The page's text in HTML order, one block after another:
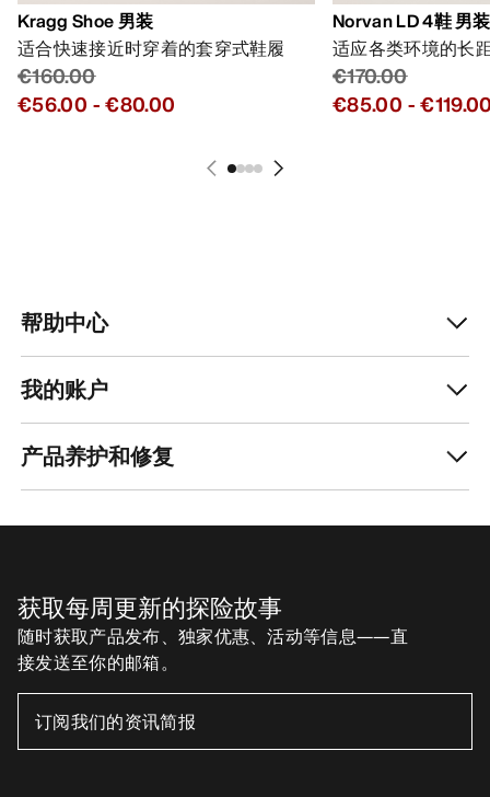
Kragg Shoe 男装
适合快速接近时穿着的套穿式鞋履
€160.00
€56.00 -€80.00
Norvan LD 4鞋 男装
适应各类环境的长
€170.00
€85.00 -
帮助中心
我的账户
产品养护和修复
获取每周更新的探险故事
随时获取产品发布、独家优惠、活动等信息——直
接发送至你的邮箱。